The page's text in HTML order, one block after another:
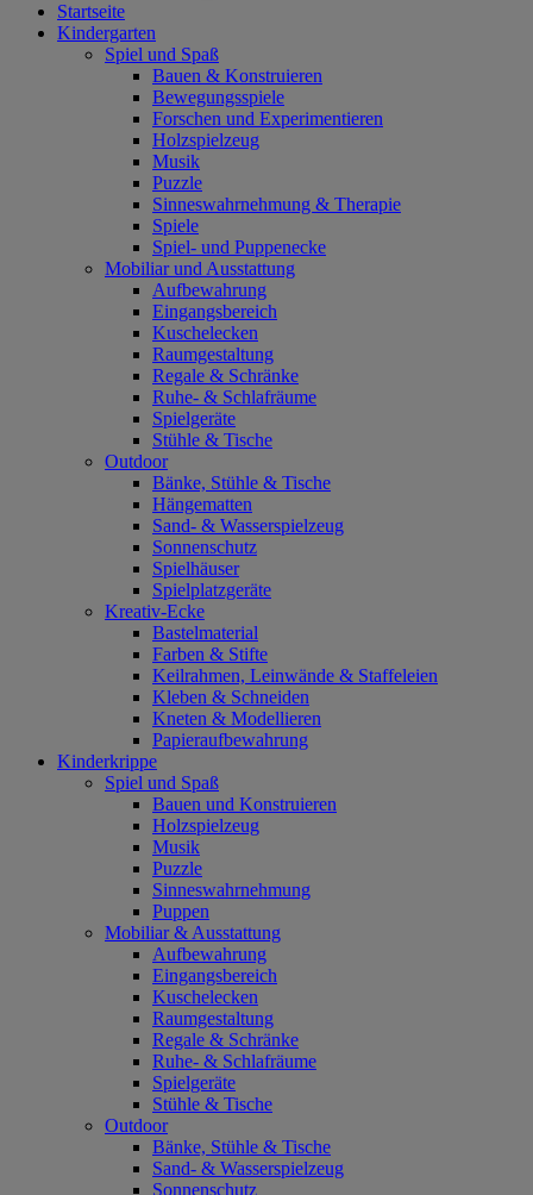
Startseite
Kindergarten
Spiel und Spaß
Bauen & Konstruieren
Bewegungsspiele
Forschen und Experimentieren
Holzspielzeug
Musik
Puzzle
Sinneswahrnehmung & Therapie
Spiele
Spiel- und Puppenecke
Mobiliar und Ausstattung
Aufbewahrung
Eingangsbereich
Kuschelecken
Raumgestaltung
Regale & Schränke
Ruhe- & Schlafräume
Spielgeräte
Stühle & Tische
Outdoor
Bänke, Stühle & Tische
Hängematten
Sand- & Wasserspielzeug
Sonnenschutz
Spielhäuser
Spielplatzgeräte
Kreativ-Ecke
Bastelmaterial
Farben & Stifte
Keilrahmen, Leinwände & Staffeleien
Kleben & Schneiden
Kneten & Modellieren
Papieraufbewahrung
Kinderkrippe
Spiel und Spaß
Bauen und Konstruieren
Holzspielzeug
Musik
Puzzle
Sinneswahrnehmung
Puppen
Mobiliar & Ausstattung
Aufbewahrung
Eingangsbereich
Kuschelecken
Raumgestaltung
Regale & Schränke
Ruhe- & Schlafräume
Spielgeräte
Stühle & Tische
Outdoor
Bänke, Stühle & Tische
Sand- & Wasserspielzeug
Sonnenschutz